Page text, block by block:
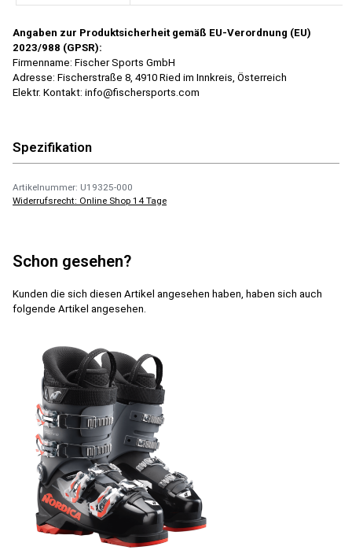
Angaben zur Produktsicherheit gemäß EU-Verordnung (EU)
2023/988 (GPSR):
Firmenname: Fischer Sports GmbH
Adresse: Fischerstraße 8, 4910 Ried im Innkreis, Österreich
Elektr. Kontakt: info@fischersports.com
Spezifikation
Artikelnummer: U19325-000
Widerrufsrecht: Online Shop 14 Tage
Schon gesehen?
Kunden die sich diesen Artikel angesehen haben, haben sich auch
folgende Artikel angesehen.